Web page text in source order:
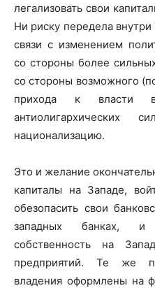
легализовать свои
Ни риску передела
связи с изменением
со стороны более
со стороны возможного
прихода к власти
антиолигархических
национализацию.
Это и желание
капиталы на Западе,
обезопасить свои
западных банках, и
собственность на
предприятий. Те же
владения оформлены на